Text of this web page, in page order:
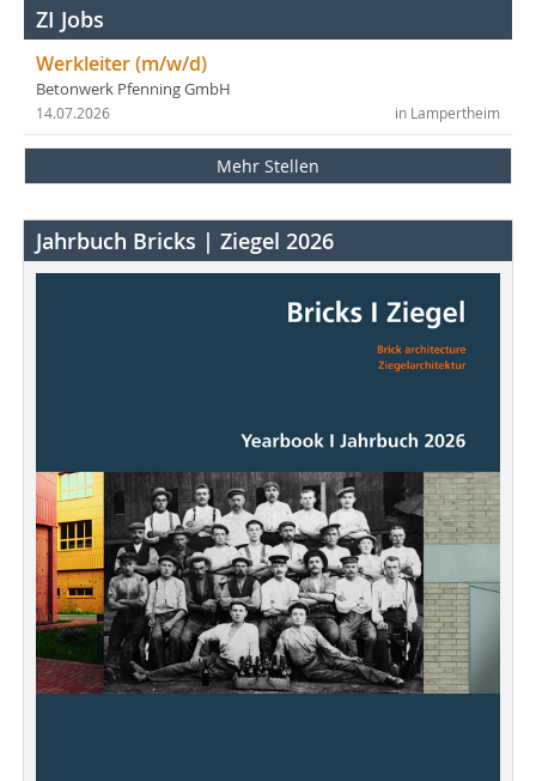
ZI Jobs
Werkleiter (m/w/d)
Betonwerk Pfenning GmbH
in Lampertheim
14.07.2026
Mehr Stellen
Jahrbuch Bricks | Ziegel 2026